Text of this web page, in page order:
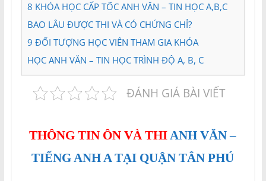
8 KHÓA HỌC CẤP TỐC ANH VĂN – TIN HỌC A,B,C
BAO LÂU ĐƯỢC THI VÀ CÓ CHỨNG CHỈ?
9 ĐỐI TƯỢNG HỌC VIÊN THAM GIA KHÓA
HỌC ANH VĂN – TIN HỌC TRÌNH ĐỘ A, B, C
ĐÁNH GIÁ BÀI VIẾT
THÔNG TIN ÔN VÀ THIANH VĂN –
TIẾNG ANH A TẠI QUẬN TÂN PHÚ